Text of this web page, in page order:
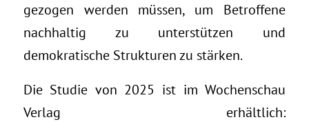
gezogen werden müssen, um Betroffene
nachhaltig zu unterstützen und
demokratische Strukturen zu stärken.
Die Studie von 2025 ist im Wochenschau
Verlag erhältlich: